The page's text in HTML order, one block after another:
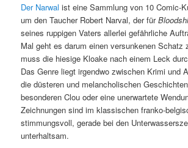
Der Narwal ist eine Sammlung von 10 Comic-
um den Taucher Robert Narval, der für
seines ruppigen Vaters allerlei gefährliche
Mal geht es darum einen versunkenen Schatz
muss die hiesige Kloake nach einem Leck
Das Genre liegt irgendwo zwischen Krimi und
die düsteren und melancholischen
besonderen Clou oder eine unerwartete
Zeichnungen sind im klassischen franko-
stimmungsvoll, gerade bei den
unterhaltsam.